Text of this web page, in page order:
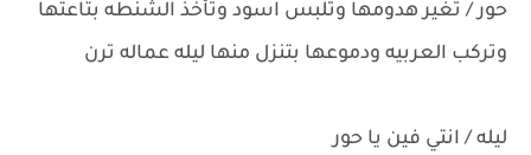
حور / تغير هدومها وتلبس اسود وتأخذ الشنطه بتاعتها
وتركب العربيه ودموعها بتنزل منها ليله عماله ترن
ليله / انتي فين يا حور